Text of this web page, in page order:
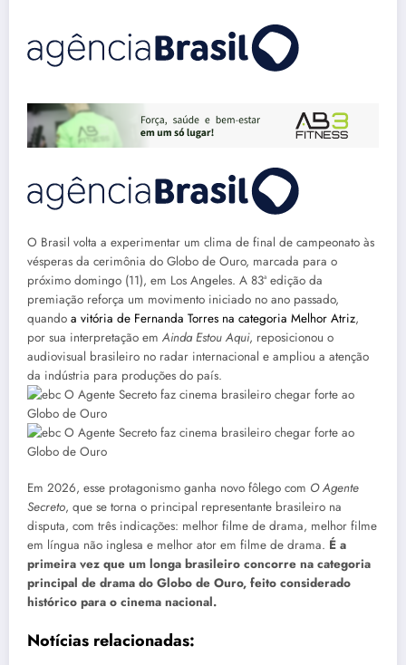
O Brasil volta a experimentar um clima de final de campeonato às
vésperas da cerimônia do Globo de Ouro, marcada para o
próximo domingo (11), em Los Angeles. A 83ª edição da
premiação reforça um movimento iniciado no ano passado,
quando a vitória de Fernanda Torres na categoria Melhor Atriz,
por sua interpretação em Ainda Estou Aqui, reposicionou o
audiovisual brasileiro no radar internacional e ampliou a atenção
da indústria para produções do país.
Em 2026, esse protagonismo ganha novo fôlego com O Agente
Secreto, que se torna o principal representante brasileiro na
disputa, com três indicações: melhor filme de drama, melhor filme
em língua não inglesa e melhor ator em filme de drama. É a
primeira vez que um longa brasileiro concorre na categoria
principal de drama do Globo de Ouro, feito considerado
histórico para o cinema nacional.
Notícias relacionadas: